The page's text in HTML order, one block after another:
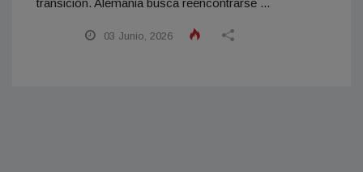
transición. Alemania busca reencontrarse ...
03 Junio, 2026